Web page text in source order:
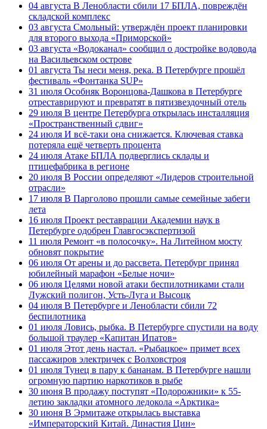
04 августа В Ленобласти сбили 17 БПЛА, повреждён
складской комплекс
03 августа Смольный: утверждён проект планировки
для второго выхода «Приморской»
03 августа «Водоканал» сообщил о достройке водовода
на Васильевском острове
01 августа Ты неси меня, река. В Петербурге прошёл
фестиваль «Фонтанка SUP»
31 июля Особняк Воронцова-Дашкова в Петербурге
отреставрируют и превратят в пятизвездочный отель
29 июля В центре Петербурга открылась инсталляция
«Пространственный сдвиг»
24 июля И всё-таки она снижается. Ключевая ставка
потеряла ещё четверть процента
24 июля Атаке БПЛА подверглись склады и
птицефабрика в регионе
20 июля В России определяют «Лидеров строительной
отрасли»
17 июля В Парголово прошли самые семейные забеги
лета
16 июля Проект реставрации Академии наук в
Петербурге одобрен Главгосэкспертизой
11 июля Ремонт «в полосочку». На Литейном мосту
обновят покрытие
06 июля От арены и до рассвета. Петербург принял
юбилейный марафон «Белые ночи»
06 июля Целями новой атаки беспилотниками стали
Лужский полигон, Усть-Луга и Высоцк
04 июля В Петербурге и Ленобласти сбили 72
беспилотника
01 июля Ловись, рыбка. В Петербурге спустили на воду
большой траулер «Капитан Ипатов»
01 июля Этот день настал. «Рыбацкое» примет всех
пассажиров электричек с Волховстроя
01 июля Тунец в пару к бананам. В Петербурге нашли
огромную партию наркотиков в рыбе
30 июня В продажу поступят «Подорожники» к 55-
летию закладки атомного ледокола «Арктика»
30 июня В Эрмитаже открылась выставка
«Императорский Китай. Династия Цин»